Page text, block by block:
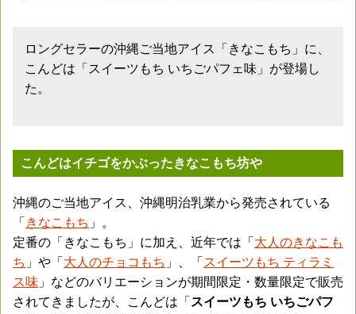
ロングセラーの沖縄ご当地アイス「きなこもち」に、
こんどは「スイーツもち いちごパフェ味」が登場し
た。
こんどはイチゴをかぶったきなこもち坊や
沖縄のご当地アイス、沖縄明治乳業から発売されている
「 きなこもち 」。
定番の「きなこもち」に加え、近年では「 大人のきなこも
ち 」や「 大人のチョコもち 」、「 スイーツもち ティラミ
ス味 」などのバリエーションが期間限定・数量限定で販売
されてきましたが、こんどは「 スイーツもち いちごパフ